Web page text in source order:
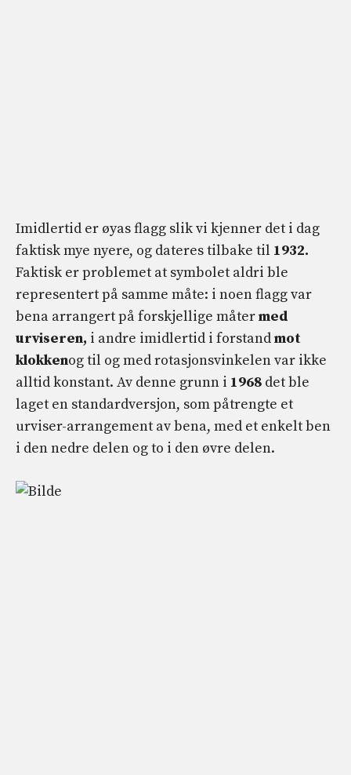
Imidlertid er øyas flagg slik vi kjenner det i dag
faktisk mye nyere, og dateres tilbake til 1932.
Faktisk er problemet at symbolet aldri ble
representert på samme måte: i noen flagg var
bena arrangert på forskjellige måtermed
urviseren, i andre imidlertid i forstandmot
klokkenog til og med rotasjonsvinkelen var ikke
alltid konstant. Av denne grunn i 1968 det ble
laget en standardversjon, som påtrengte et
urviser-arrangement av bena, med et enkelt ben
i den nedre delen og to i den øvre delen.